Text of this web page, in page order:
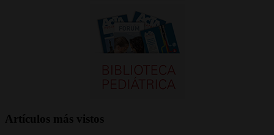
Artículos más vistos